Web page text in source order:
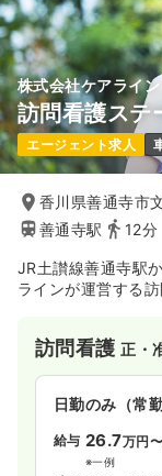
株式会社ケアライン
訪問看護ステ
エージェント求人
香川県善通寺市
善通寺駅
12分
JR土讃線善通寺駅
ラインが運営する
訪問看護正・
日勤のみ（常勤
給与 26.7万円〜
※一例